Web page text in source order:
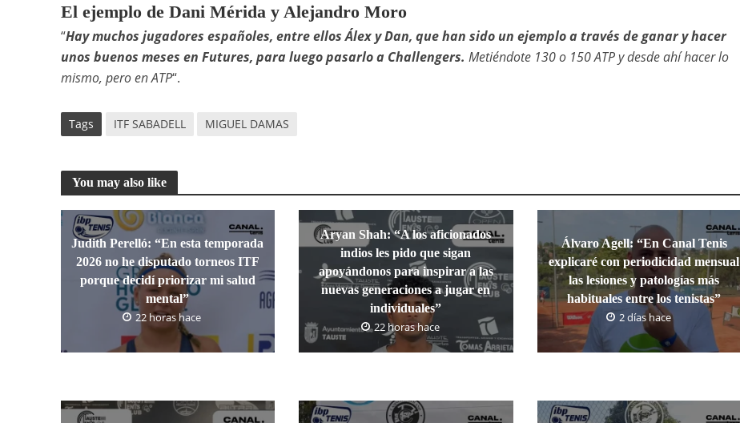
El ejemplo de Dani Mérida y Alejandro Moro
“Hay muchos jugadores españoles, entre ellos Álex y Dan, que han sido un ejemplo a través de ganar y hacer
unos buenos meses en Futures, para luego pasarlo a Challengers. Metiéndote 130 o 150 ATP y desde ahí hacer lo
mismo, pero en ATP“.
Tags ITF SABADELL MIGUEL DAMAS
You may also like
Judith Perelló: “En esta temporada
2026 no he disputado torneos ITF
porque decidí priorizar mi salud
mental”
22 horas hace
Aryan Shah: “A los aficionados
indios les pido que sigan
apoyándonos para inspirar a las
nuevas generaciones a jugar en
individuales”
22 horas hace
Álvaro Agell: “En Canal Tenis
explicaré con periodicidad mensual
las lesiones y patologías más
habituales entre los tenistas”
2 días hace